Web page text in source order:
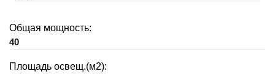
Общая мощность:
40
Площадь освещ.(м2):